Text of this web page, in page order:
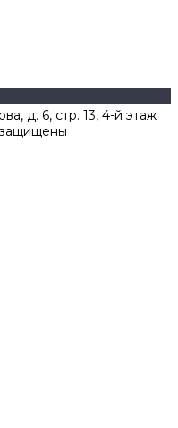
д. 6, стр. 13, 4-й этаж